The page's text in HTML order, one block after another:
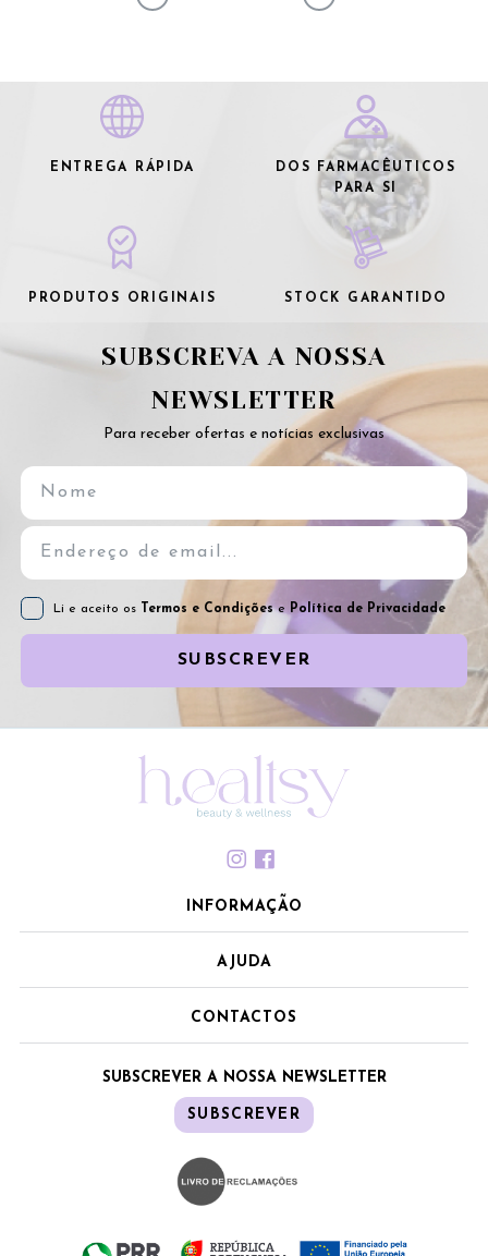
ENTREGA RÁPIDA
DOS FARMACÊUTICOS
PARA SI
PRODUTOS ORIGINAIS STOCK GARANTIDO
SUBSCREVA A NOSSA
NEWSLETTER
Para receber ofertas e notícias exclusivas
Li e aceito os Termos e Condiçõese Política de Privacidade
SUBSCREVER
INFORMAÇÃO
AJUDA
CONTACTOS
SUBSCREVER A NOSSA NEWSLETTER
SUBSCREVER